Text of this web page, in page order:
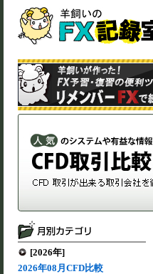
[2026年]
2026年08月CFD比較